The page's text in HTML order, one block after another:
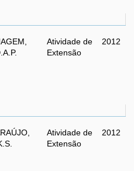
Atividade de
Extensão
2012
Atividade de
Extensão
2012